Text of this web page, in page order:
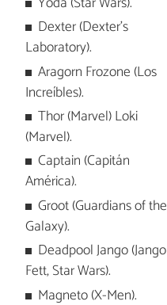
Dexter (Dexter's
Laboratory).
Aragorn Frozone (Los
Increíbles).
Thor (Marvel) Loki
(Marvel).
Captain (Capitán
América).
Groot (Guardians of the
Galaxy).
Deadpool Jango (Jango
Fett, Star Wars).
Magneto (X-Men).